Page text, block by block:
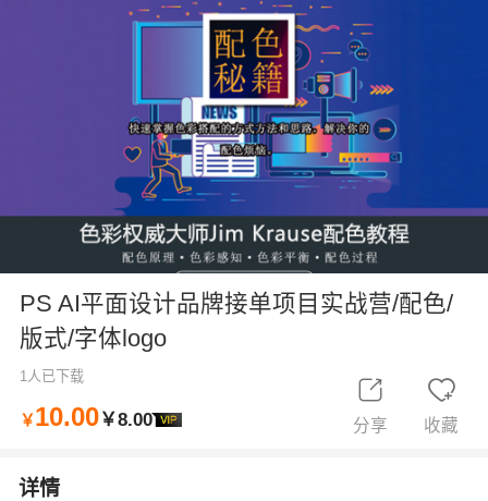
PS AI平面设计品牌接单项目实战营/配色/
版式/字体logo
1人已下载
￥10.00￥8.00 分享 收藏
详情